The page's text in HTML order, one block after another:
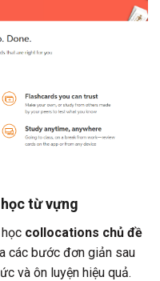
từ vựng
collocations chủ đề
các bước đơn giản sau
và ôn luyện hiệu quả.